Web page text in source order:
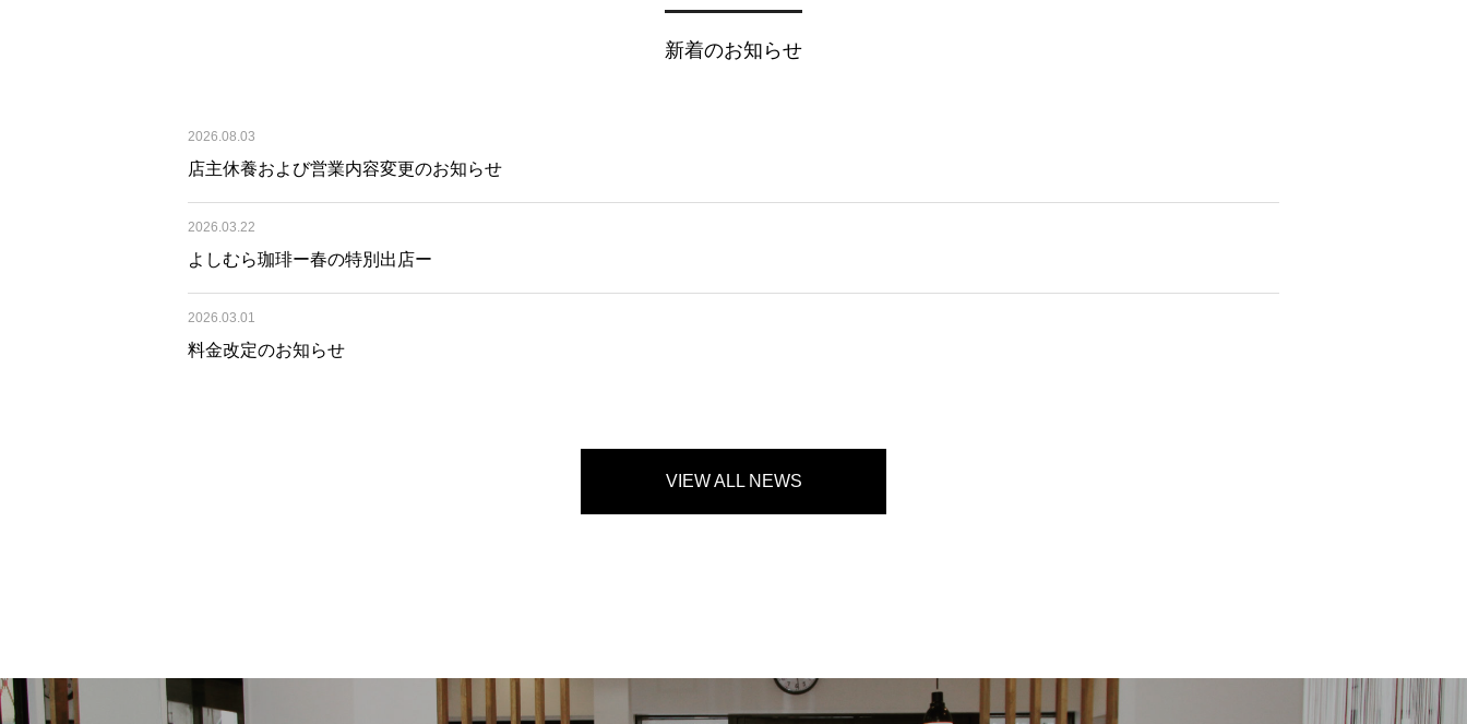
新着のお知らせ
2026.08.03
店主休養および営業内容変更のお知らせ
2026.03.22
よしむら珈琲ー春の特別出店ー
2026.03.01
料金改定のお知らせ
VIEW ALL NEWS